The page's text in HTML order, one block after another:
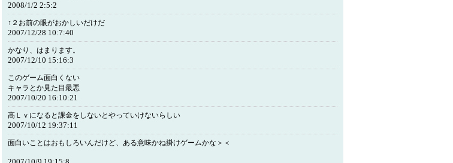
2008/1/2 2:5:2
↑２お前の眼がおかしいだけだ
2007/12/28 10:7:40
かなり、はまります。
2007/12/10 15:16:3
このゲーム面白くない
キャラとか見た目最悪
2007/10/20 16:10:21
高Ｌｖになると課金をしないとやっていけないらしい
2007/10/12 19:37:11
面白いことはおもしろいんだけど、ある意味かね掛けゲームかな＞＜